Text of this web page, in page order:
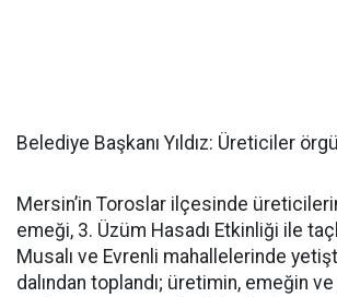
Belediye Başkanı Yıldız: Üreticiler
Mersin’in Toroslar ilçesinde
emeği, 3. Üzüm Hasadı Etkinliği ile
Musalı ve Evrenli mahallelerinde
dalından toplandı; üretimin, emeğin ve